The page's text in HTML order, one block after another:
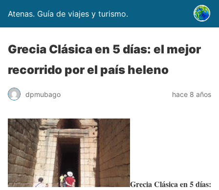
Atenas. Guía de viajes y turismo.
Grecia Clásica en 5 días: el mejor
recorrido por el país heleno
dpmubago hace 8 años
Grecia Clásica en 5 días: